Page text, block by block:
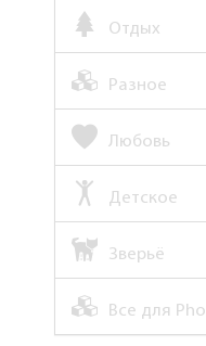
Отдых
Разное
Любовь
Детское
Зверьё
Все для